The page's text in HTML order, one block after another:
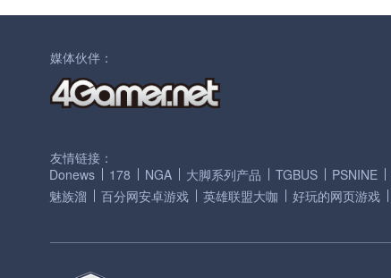
媒体伙伴：
友情链接：
Donews
178 NGA 大脚系列产品 TGBUS PSNINE
魅族溜
百分网安卓游戏 英雄联盟大咖 好玩的网页游戏